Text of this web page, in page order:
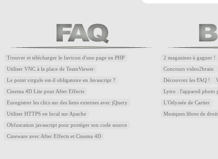
Trouver et télécharger le favicon d'une page en PHP
Utiliser VNC à la place de TeamViewer
Le point virgule est-il obligatoire en Javascript ?
Cinema 4D Lite pour After Effects
Enregistrer les clics sur des liens externes avec jQuery
Utiliser HTTPS en local sur Apache
Obfuscation javascript pour protéger son code source
Cineware avec After Effects et Cinema 4D
2 magazines à gagner !
Concours video2brain
Découvrez les FAQ !
Lytro : l'appareil photo
L'Odyssée de Cartier
Musiques libres de